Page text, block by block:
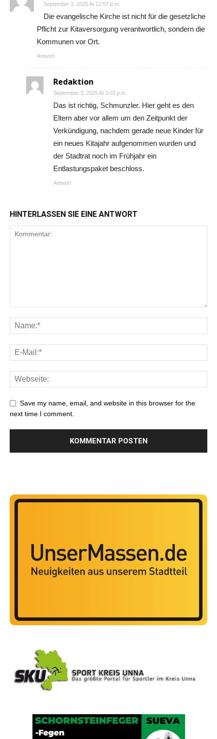
September 3, 2025 At 12:57 p.m.
Die evangelische Kirche ist nicht für die gesetzliche
Pflicht zur Kitaversorgung verantwortlich, sondern die
Kommunen vor Ort.
Antwort
Redaktion
September 3, 2025 At 3:03 p.m.
Das ist richtig, Schmunzler. Hier geht es den
Eltern aber vor allem um den Zeitpunkt der
Verkündigung, nachdem gerade neue Kinder für
ein neues Kitajahr aufgenommen wurden und
der Stadtrat noch im Frühjahr ein
Entlastungspaket beschloss.
Antwort
HINTERLASSEN SIE EINE ANTWORT
Save my name, email, and website in this browser for the
next time I comment.